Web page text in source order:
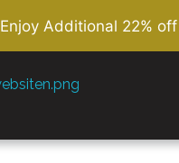
Enjoy Additional 22%